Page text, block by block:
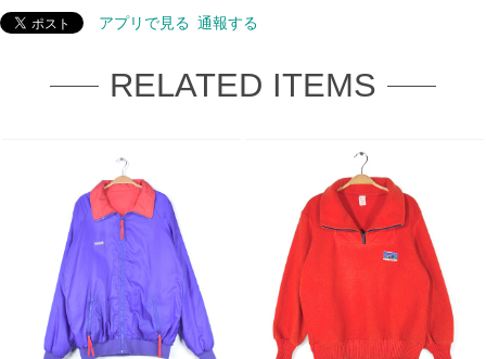
アプリで見る 通報する
RELATED ITEMS